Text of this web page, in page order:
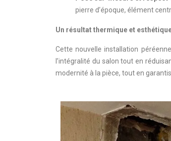
pierre d’époque, élément
Un résultat thermique et
Cette nouvelle installation
l’intégralité du salon tout en
modernité à la pièce, tout en